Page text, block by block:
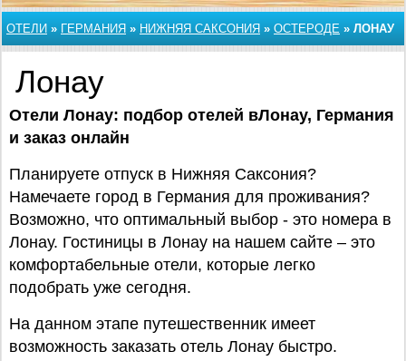
ОТЕЛИ » ГЕРМАНИЯ » НИЖНЯЯ САКСОНИЯ » ОСТЕРОДЕ » ЛОНАУ
Лонау
Отели Лонау: подбор отелей вЛонау, Германия
и заказ онлайн
Планируете отпуск в Нижняя Саксония?
Намечаете город в Германия для проживания?
Возможно, что оптимальный выбор - это номера в
Лонау. Гостиницы в Лонау на нашем сайте – это
комфортабельные отели, которые легко
подобрать уже сегодня.
На данном этапе путешественник имеет
возможность заказать отель Лонау быстро.